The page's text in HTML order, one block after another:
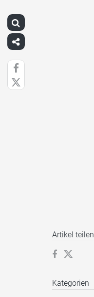
Artikel teilen
Kategorien